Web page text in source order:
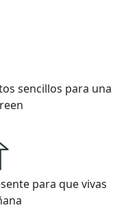
sencillos para una
para que vivas